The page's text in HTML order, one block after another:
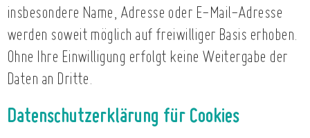
insbesondere Name, Adresse oder E-Mail-Adresse
werden soweit möglich auf freiwilliger Basis erhoben.
Ohne Ihre Einwilligung erfolgt keine Weitergabe der
Daten an Dritte.
Datenschutzerklärung für Cookies